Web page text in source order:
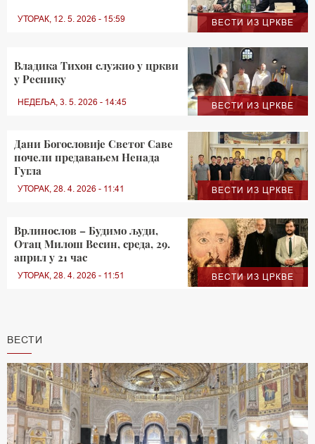
ВЕСТИ ИЗ ЦРКВЕ
УТОРАК, 12. 5. 2026 - 15:59
ВЕСТИ ИЗ ЦРКВЕ
Владика Тихон служио у цркви
у Реснику
НЕДЕЉА, 3. 5. 2026 - 14:45
ВЕСТИ ИЗ ЦРКВЕ
Дани Богословије Светог Саве
почели предавањем Ненада
Гугла
УТОРАК, 28. 4. 2026 - 11:41
ВЕСТИ ИЗ ЦРКВЕ
Врлинослов – Будимо људи,
Отац Милош Весин, среда, 29.
април у 21 час
УТОРАК, 28. 4. 2026 - 11:51
ВЕСТИ